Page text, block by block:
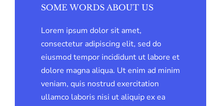
SOME WORDS ABOUT US
Lorem ipsum dolor sit amet,
consectetur adipiscing elit, sed do
eiusmod tempor incididunt ut labore et
dolore magna aliqua. Ut enim ad minim
veniam, quis nostrud exercitation
ullamco laboris nisi ut aliquip ex ea